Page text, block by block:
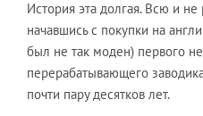
История эта долгая. Всю и
начавшись с покупки на
был не так моден) первого
перерабатывающего
почти пару десятков лет.